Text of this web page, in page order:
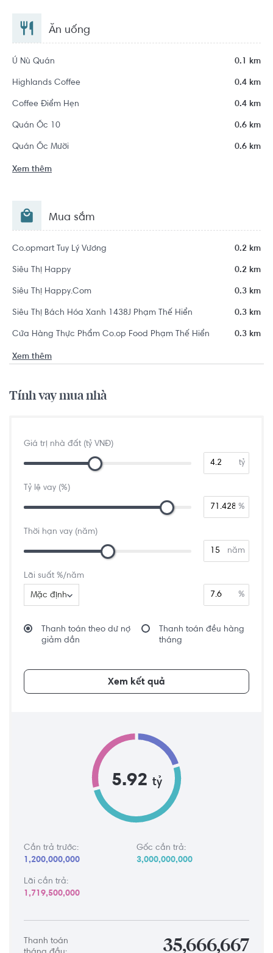
Ăn uống
Ú Nù Quán 0.1 km
Highlands Coffee 0.4 km
Coffee Điểm Hẹn 0.4 km
Quán Ốc 10 0.6 km
Quán Ốc Mười 0.6 km
Xem thêm
Mua sắm
Co.opmart Tuy Lý Vương 0.2 km
Siêu Thị Happy 0.2 km
Siêu Thị Happy.Com 0.3 km
Siêu Thị Bách Hóa Xanh 1438J Phạm Thế Hiển 0.3 km
Cửa Hàng Thực Phẩm Co.op Food Phạm Thế Hiển 0.3 km
Xem thêm
Tính vay mua nhà
Giá trị nhà đất (tỷ VNĐ)
tỷ
Tỷ lệ vay (%)
%
Thời hạn vay (năm)
năm
Lãi suất %/năm
Mặc định %
Thanh toán theo dư nợ
giảm dần
Thanh toán đều hàng
tháng
Xem kết quả
5.92 tỷ
Cần trả trước:
1,200,000,000
Gốc cần trả:
3,000,000,000
Lãi cần trả:
1,719,500,000
Thanh toán
35,666,667